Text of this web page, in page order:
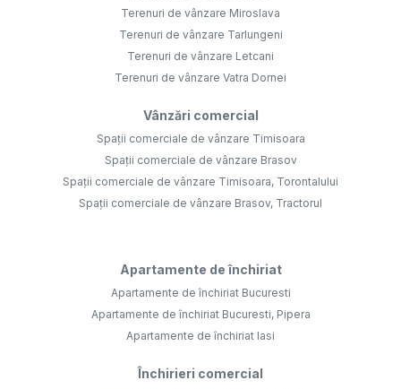
Terenuri de vânzare Miroslava
Terenuri de vânzare Tarlungeni
Terenuri de vânzare Letcani
Terenuri de vânzare Vatra Dornei
Vânzări comercial
Spații comerciale de vânzare Timisoara
Spații comerciale de vânzare Brasov
Spații comerciale de vânzare Timisoara, Torontalului
Spații comerciale de vânzare Brasov, Tractorul
Apartamente de închiriat
Apartamente de închiriat Bucuresti
Apartamente de închiriat Bucuresti, Pipera
Apartamente de închiriat Iasi
Închirieri comercial